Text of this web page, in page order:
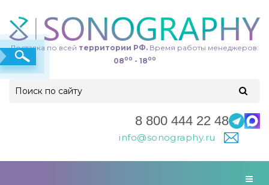
Доставка по всей территории РФ. Время работы менеджеров:
0800 - 1800
8 800 444 22 48
info@sonography.ru